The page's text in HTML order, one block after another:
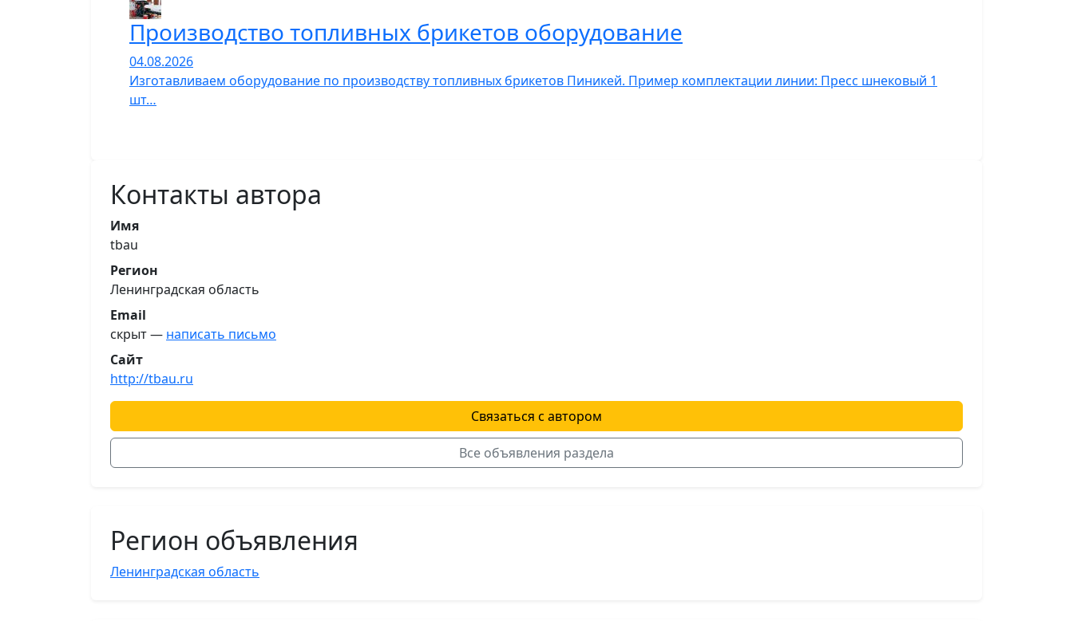
Производство топливных брикетов оборудование
04.08.2026
Изготавливаем оборудование по производству топливных брикетов Пиникей. Пример комплектации линии: Пресс шнековый 1
шт…
Контакты автора
Имя
tbau
Регион
Ленинградская область
Email
скрыт — написать письмо
Сайт
http://tbau.ru
Связаться с автором
Все объявления раздела
Регион объявления
Ленинградская область